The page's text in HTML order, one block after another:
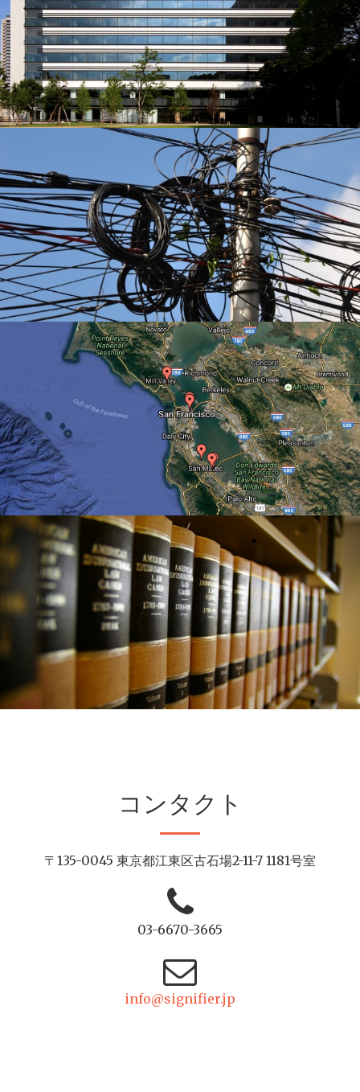
コンタクト
〒135-0045 東京都江東区古石場2-11-7 1181号室
03-6670-3665
info@signifier.jp